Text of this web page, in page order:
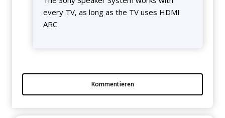
every TV, as long as the TV uses HDMI
ARC
Kommentieren